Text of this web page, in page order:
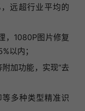
远超行业平均的
，1080P图片修复
以内；
加功能，实现“去
多种类型精准识